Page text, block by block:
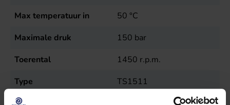
Max temperatuur in
50 °C
Maximale druk
150 bar
Toerental
1450 r.p.m.
Type
TS1511